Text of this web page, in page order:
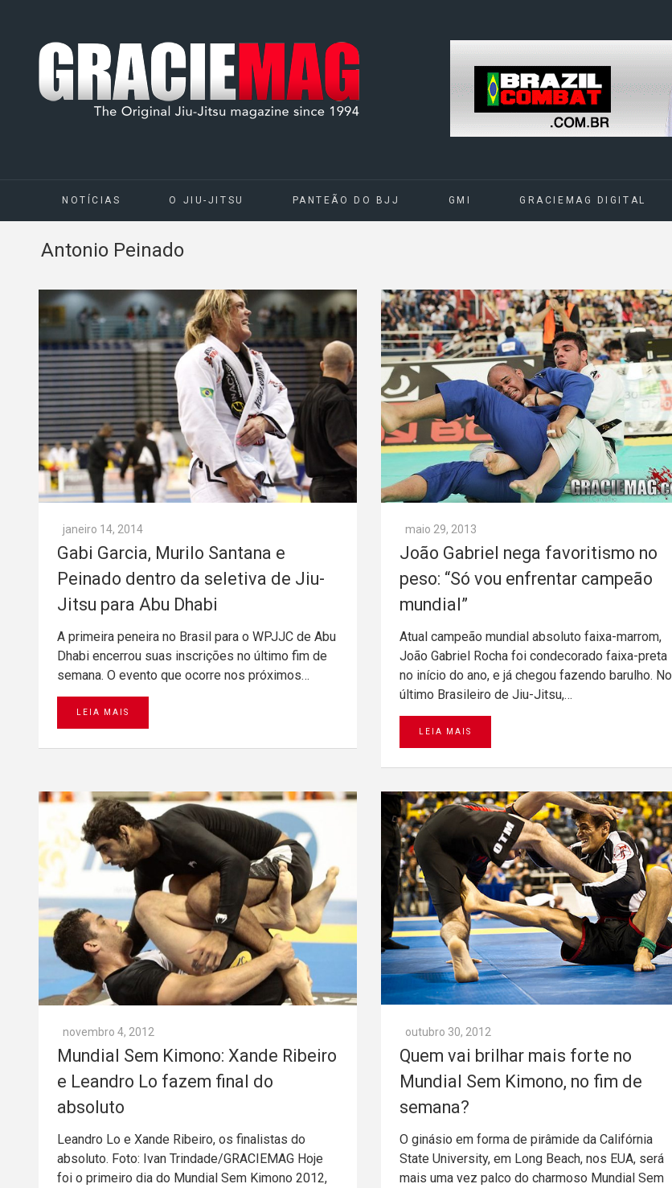
NOTÍCIAS O JIU-JITSU PANTEÃO DO BJJ GMI GRACIEMAG DIGITAL
Antonio Peinado
janeiro 14, 2014
Gabi Garcia, Murilo Santana e
Peinado dentro da seletiva de Jiu-
Jitsu para Abu Dhabi
A primeira peneira no Brasil para o WPJJC de Abu
Dhabi encerrou suas inscrições no último fim de
semana. O evento que ocorre nos próximos…
LEIA MAIS
maio 29, 2013
João Gabriel nega favoritismo no
peso: “Só vou enfrentar campeão
mundial”
Atual campeão mundial absoluto faixa-marrom,
João Gabriel Rocha foi condecorado faixa-preta
no início do ano, e já chegou fazendo barulho. No
último Brasileiro de Jiu-Jitsu,…
LEIA MAIS
novembro 4, 2012
Mundial Sem Kimono: Xande Ribeiro
e Leandro Lo fazem final do
absoluto
Leandro Lo e Xande Ribeiro, os finalistas do
absoluto. Foto: Ivan Trindade/GRACIEMAG Hoje
foi o primeiro dia do Mundial Sem Kimono 2012,
outubro 30, 2012
Quem vai brilhar mais forte no
Mundial Sem Kimono, no fim de
semana?
O ginásio em forma de pirâmide da Califórnia
State University, em Long Beach, nos EUA, será
mais uma vez palco do charmoso Mundial Sem